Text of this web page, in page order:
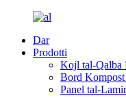
Dar
Prodotti
Kojl tal-Qalba
Bord
Panel tal-